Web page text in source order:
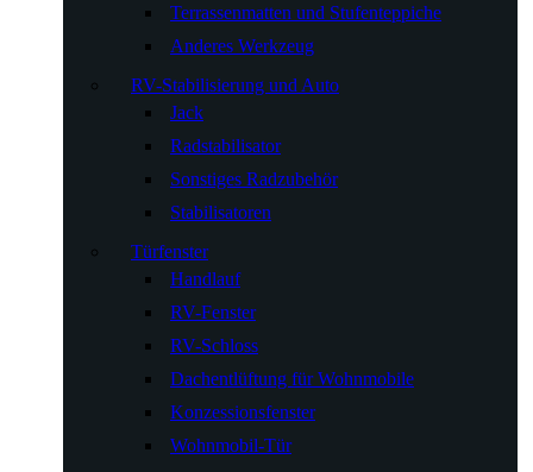
Terrassenmatten und Stufenteppiche
Anderes Werkzeug
RV-Stabilisierung und Auto
Jack
Radstabilisator
Sonstiges Radzubehör
Stabilisatoren
Türfenster
Handlauf
RV-Fenster
RV-Schloss
Dachentlüftung für Wohnmobile
Konzessionsfenster
Wohnmobil-Tür